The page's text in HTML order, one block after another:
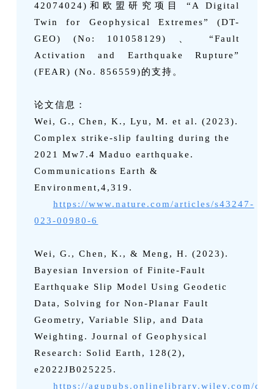
42074024)和欧盟研究项目 “A Digital
Twin for Geophysical Extremes” (DT-
GEO) (No: 101058129) 、 “Fault
Activation and Earthquake Rupture”
(FEAR) (No. 856559)的支持。
论文信息：
Wei, G., Chen, K., Lyu, M. et al. (2023).
Complex strike-slip faulting during the
2021 Mw7.4 Maduo earthquake.
Communications Earth &
Environment,4,319.
https://www.nature.com/articles/s43247-
023-00980-6
Wei, G., Chen, K., & Meng, H. (2023).
Bayesian Inversion of Finite‐Fault
Earthquake Slip Model Using Geodetic
Data, Solving for Non‐Planar Fault
Geometry, Variable Slip, and Data
Weighting. Journal of Geophysical
Research: Solid Earth, 128(2),
e2022JB025225.
https://agupubs.onlinelibrary.wiley.com/